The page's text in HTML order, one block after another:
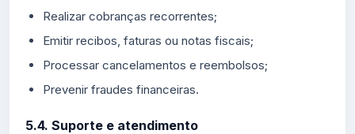
Realizar cobranças recorrentes;
Emitir recibos, faturas ou notas fiscais;
Processar cancelamentos e reembolsos;
Prevenir fraudes financeiras.
5.4. Suporte e atendimento